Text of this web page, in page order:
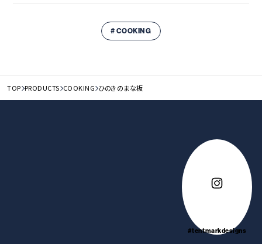
四万十 ひのき
# COOKING
TOP PRODUCTS COOKING ひのきのまな板
#tentmarkdesigns